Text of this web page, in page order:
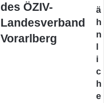
ÖZIV-
Landesverband
des ÖZIV-
Landesverband
Vorarlberg
ä
h
n
i
c
h
e